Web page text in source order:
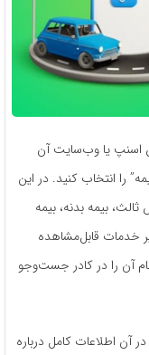
اسنپ یا وب‌سایت آن
را انتخاب کنید. در این
بیمه بدنه، بیمه
خدمات قابل‌مشاهده
آن را در کادر جست‌وجو
آن اطلاعات کامل درباره